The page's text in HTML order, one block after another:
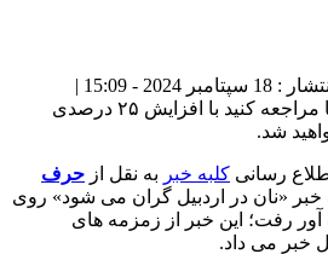
اگر صبح امروز به نانوایی‌ها مراجعه کنید با افزایش ۲۵ درصدی
شد.
رسانی کلبه خبر به نقل از حرف
خبر «نان در اردبیل گران می شود» روی
رفت؛ این خبر از زمزمه های
خبر می داد.